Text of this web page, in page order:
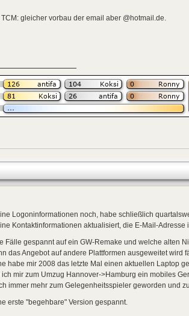
TCM: gleicher vorbau der email aber @hotmail.de.
Logoninformationen noch, habe schließlich
Kontaktinformationen aktualisiert, die E-Mail-
Fälle gespannt auf ein GW-Remake und welche alten
das Angebot auf andere Plattformen ausgeweitet wird
habe mir 2008 das letzte Mal einen aktuellen Laptop
ich mir zum Umzug Hannover->Hamburg ein mobiles
immer mehr zum Gelegenheitsspieler geworden und
erste "begehbare" Version gespannt.